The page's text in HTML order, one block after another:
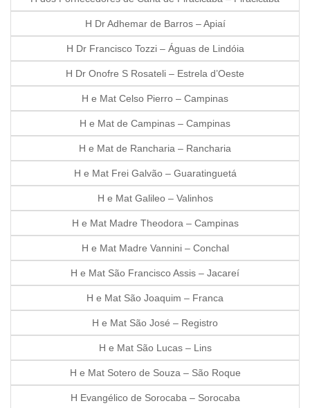
H Dr Adhemar de Barros – Apiaí
H Dr Francisco Tozzi – Águas de Lindóia
H Dr Onofre S Rosateli – Estrela d’Oeste
H e Mat Celso Pierro – Campinas
H e Mat de Campinas – Campinas
H e Mat de Rancharia – Rancharia
H e Mat Frei Galvão – Guaratinguetá
H e Mat Galileo – Valinhos
H e Mat Madre Theodora – Campinas
H e Mat Madre Vannini – Conchal
H e Mat São Francisco Assis – Jacareí
H e Mat São Joaquim – Franca
H e Mat São José – Registro
H e Mat São Lucas – Lins
H e Mat Sotero de Souza – São Roque
H Evangélico de Sorocaba – Sorocaba